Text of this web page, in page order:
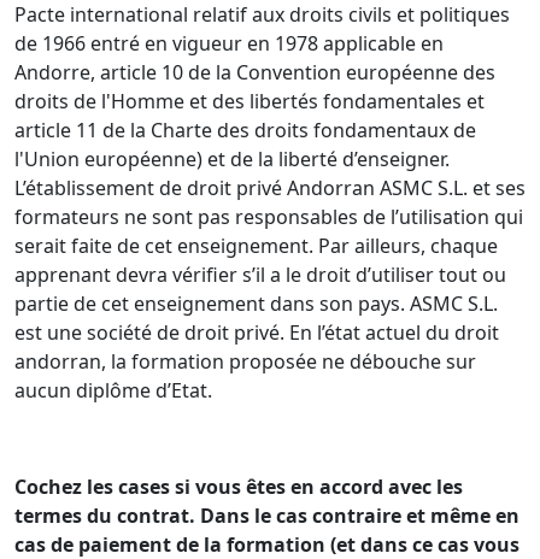
Pacte international relatif aux droits civils et politiques
de 1966 entré en vigueur en 1978 applicable en
Andorre, article 10 de la Convention européenne des
droits de l'Homme et des libertés fondamentales et
article 11 de la Charte des droits fondamentaux de
l'Union européenne) et de la liberté d’enseigner.
L’établissement de droit privé Andorran ASMC S.L. et ses
formateurs ne sont pas responsables de l’utilisation qui
serait faite de cet enseignement. Par ailleurs, chaque
apprenant devra vérifier s’il a le droit d’utiliser tout ou
partie de cet enseignement dans son pays. ASMC S.L.
est une société de droit privé. En l’état actuel du droit
andorran, la formation proposée ne débouche sur
aucun diplôme d’Etat.
Cochez les cases si vous êtes en accord avec les
termes du contrat. Dans le cas contraire et même en
cas de paiement de la formation (et dans ce cas vous